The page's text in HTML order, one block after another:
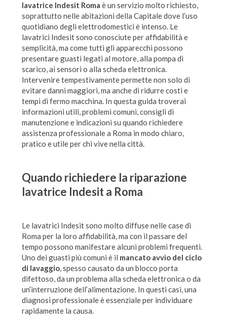
lavatrice Indesit Roma è un servizio molto richiesto,
soprattutto nelle abitazioni della Capitale dove l’uso
quotidiano degli elettrodomestici è intenso. Le
lavatrici Indesit sono conosciute per affidabilità e
semplicità, ma come tutti gli apparecchi possono
presentare guasti legati al motore, alla pompa di
scarico, ai sensori o alla scheda elettronica.
Intervenire tempestivamente permette non solo di
evitare danni maggiori, ma anche di ridurre costi e
tempi di fermo macchina. In questa guida troverai
informazioni utili, problemi comuni, consigli di
manutenzione e indicazioni su quando richiedere
assistenza professionale a Roma in modo chiaro,
pratico e utile per chi vive nella città.
Quando richiedere la riparazione
lavatrice Indesit a Roma
Le lavatrici Indesit sono molto diffuse nelle case di
Roma per la loro affidabilità, ma con il passare del
tempo possono manifestare alcuni problemi frequenti.
Uno dei guasti più comuni è il mancato avvio del ciclo
di lavaggio, spesso causato da un blocco porta
difettoso, da un problema alla scheda elettronica o da
un’interruzione dell’alimentazione. In questi casi, una
diagnosi professionale è essenziale per individuare
rapidamente la causa.